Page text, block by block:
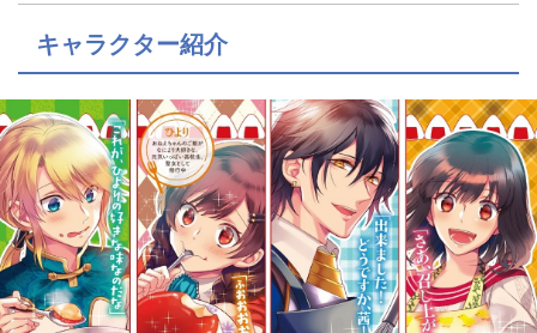
キャラクター紹介